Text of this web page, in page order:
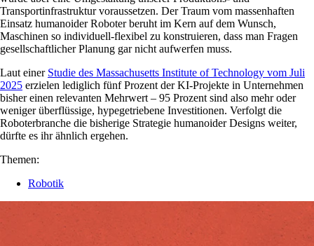
Transportinfrastruktur voraussetzen. Der Traum vom massenhaften
Einsatz humanoider Roboter beruht im Kern auf dem Wunsch,
Maschinen so individuell-flexibel zu konstruieren, dass man Fragen
gesellschaftlicher Planung gar nicht aufwerfen muss.
Laut einer Studie des Massachusetts Institute of Technology vom Juli
2025 erzielen lediglich fünf Prozent der KI-Projekte in Unternehmen
bisher einen relevanten Mehrwert – 95 Prozent sind also mehr oder
weniger überflüssige, hypegetriebene Investitionen. Verfolgt die
Roboterbranche die bisherige Strategie humanoider Designs weiter,
dürfte es ihr ähnlich ergehen.
Themen:
Robotik